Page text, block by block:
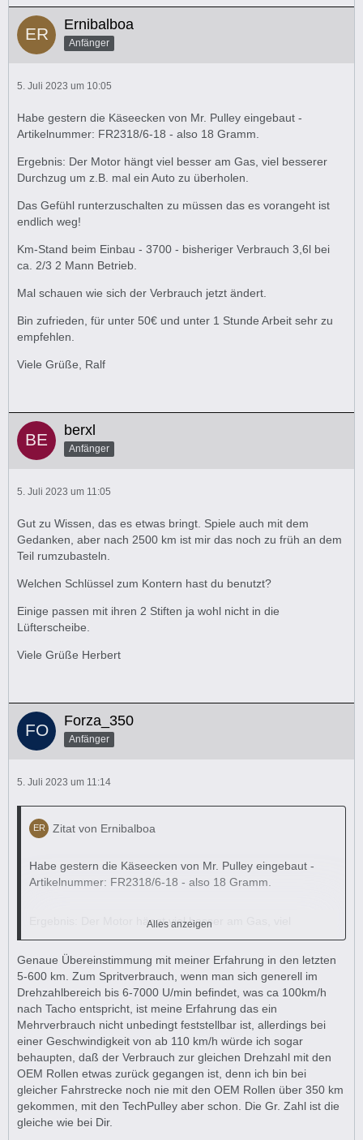
poliert,…
Ernibalboa
Anfänger
5. Juli 2023 um 10:05
Habe gestern die Käseecken von Mr. Pulley eingebaut -
Artikelnummer: FR2318/6-18 - also 18 Gramm.
Ergebnis: Der Motor hängt viel besser am Gas, viel besserer
Durchzug um z.B. mal ein Auto zu überholen.
Das Gefühl runterzuschalten zu müssen das es vorangeht ist
endlich weg!
Km-Stand beim Einbau - 3700 - bisheriger Verbrauch 3,6l bei
ca. 2/3 2 Mann Betrieb.
Mal schauen wie sich der Verbrauch jetzt ändert.
Bin zufrieden, für unter 50€ und unter 1 Stunde Arbeit sehr zu
empfehlen.
Viele Grüße, Ralf
berxl
Anfänger
5. Juli 2023 um 11:05
Gut zu Wissen, das es etwas bringt. Spiele auch mit dem
Gedanken, aber nach 2500 km ist mir das noch zu früh an dem
Teil rumzubasteln.
Welchen Schlüssel zum Kontern hast du benutzt?
Einige passen mit ihren 2 Stiften ja wohl nicht in die
Lüfterscheibe.
Viele Grüße Herbert
Forza_350
Anfänger
5. Juli 2023 um 11:14
Zitat von Ernibalboa
Habe gestern die Käseecken von Mr. Pulley eingebaut -
Artikelnummer: FR2318/6-18 - also 18 Gramm.
Ergebnis: Der Motor hängt viel besser am Gas, viel
besserer Durchzug um z.B. mal ein Auto zu überholen.
Das Gefühl runterzuschalten zu müssen das es vorangeht
ist endlich weg!
Km-Stand beim Einbau - 3700 - bisheriger Verbrauch 3,6l
bei ca. 2/3 2 Mann Betrieb.
Mal schauen wie sich der Verbrauch jetzt ändert.
Bin zufrieden, für unter 50€ und unter 1 Stunde Arbeit sehr
Alles anzeigen
Genaue Übereinstimmung mit meiner Erfahrung in den letzten
5-600 km. Zum Spritverbrauch, wenn man sich generell im
Drehzahlbereich bis 6-7000 U/min befindet, was ca 100km/h
nach Tacho entspricht, ist meine Erfahrung das ein
Mehrverbrauch nicht unbedingt feststellbar ist, allerdings bei
einer Geschwindigkeit von ab 110 km/h würde ich sogar
behaupten, daß der Verbrauch zur gleichen Drehzahl mit den
OEM Rollen etwas zurück gegangen ist, denn ich bin bei
gleicher Fahrstrecke noch nie mit den OEM Rollen über 350 km
gekommen, mit den TechPulley aber schon. Die Gr. Zahl ist die
gleiche wie bei Dir.